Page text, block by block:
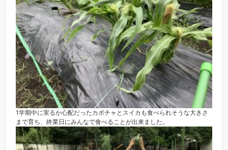
1学期中に実るか心配だったカボチャとスイカも食べられそうな大きさ
まで育ち、終業日にみんなで食べることが出来ました。